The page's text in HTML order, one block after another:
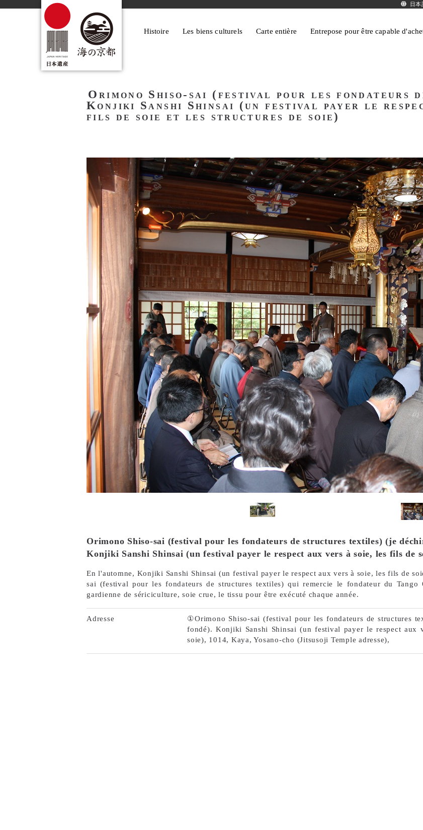
日本
Histoire Les biens culturels Carte entière Entrepose pour être capable
Orimono Shiso-sai (festival pour les fondateurs
Konjiki Sanshi Shinsai (un festival payer le
fils de soie et les structures de soie)
Orimono Shiso-sai (festival pour les fondateurs de structures textiles) (je
Konjiki Sanshi Shinsai (un festival payer le respect aux vers à soie, les fils de
En l'automne, Konjiki Sanshi Shinsai (un festival payer le respect aux vers à soie, les fils de
sai (festival pour les fondateurs de structures textiles) qui remercie le fondateur du
gardienne de sériciculture, soie crue, le tissu pour être exécuté chaque année.
Adresse
①Orimono Shiso-sai (festival pour les fondateurs de structures
fondé). Konjiki Sanshi Shinsai (un festival payer le respect aux
soie), 1014, Kaya, Yosano-cho (Jitsusoji Temple adresse),